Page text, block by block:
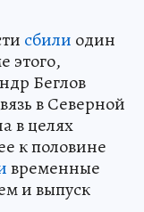
сбили один
этого,
Беглов
в Северной
в целях
к половине
временные
и выпуск